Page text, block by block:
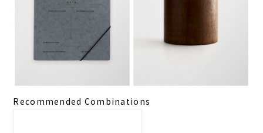
Recommended Combinations